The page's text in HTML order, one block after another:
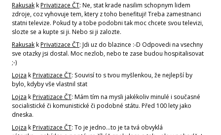
RakusakkPrivatizace ČT: Ne, stat krade nasilim schopnym lidem
zdroje, coz vyhovuje tem, ktery z toho benefituji! Treba zamestnanci
statni televize. Pokud ty a tobe podobni tak moc chcete svou televizi,
slozte se a kupte si ji. Nebo si ji zalozte.
RakusakkPrivatizace ČT: Jdi uz do blazince :-D Odpovedi na vsechny
sve otazky jsi dostal. Moc nezlob, nebo te zase budou hospitalisovat
;-)
Lojza kPrivatizace ČT: Souvisí to s tvou myšlenkou, že nejlepší by
bylo, kdyby vše vlastnil stat
Lojza kPrivatizace ČT: Mám tím na mysli jakékoliv minulé i současné
socialistické či komunistické či podobné státu. Před 100 lety jako
dneska.
Lojza kPrivatizace ČT: To je jedno...to je ta tvá obvyklá